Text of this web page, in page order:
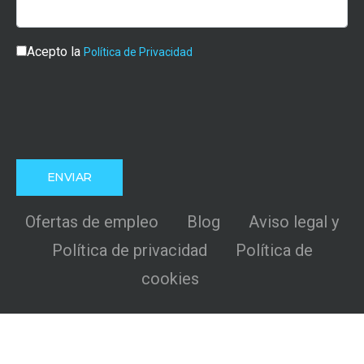
Acepto la Política de Privacidad
Ofertas de empleo Blog
Aviso legal y
Política de privacidad
Política de
cookies